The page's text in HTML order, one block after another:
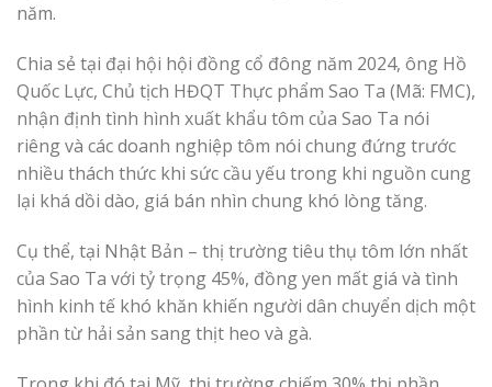
năm.
Chia sẻ tại đại hội hội đồng cổ đông năm 2024, ông Hồ
Quốc Lực, Chủ tịch HĐQT Thực phẩm Sao Ta (Mã: FMC),
nhận định tình hình xuất khẩu tôm của Sao Ta nói
riêng và các doanh nghiệp tôm nói chung đứng trước
nhiều thách thức khi sức cầu yếu trong khi nguồn cung
lại khá dồi dào, giá bán nhìn chung khó lòng tăng.
Cụ thể, tại Nhật Bản – thị trường tiêu thụ tôm lớn nhất
của Sao Ta với tỷ trọng 45%, đồng yen mất giá và tình
hình kinh tế khó khăn khiến người dân chuyển dịch một
phần từ hải sản sang thịt heo và gà.